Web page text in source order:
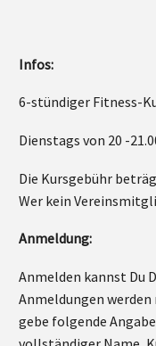
Infos:
6-stündiger Fitness-
Dienstags von 20 -
Die Kursgebühr
Wer kein
Anmeldung:
Anmelden kannst Du
Anmeldungen
gebe folgende